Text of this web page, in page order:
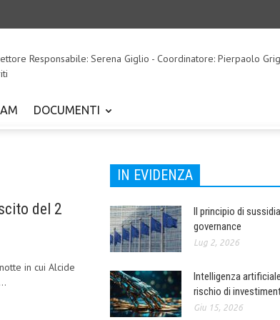
Responsabile: Serena Giglio - Coordinatore: Pierpaolo
DOCUMENTI
del 2
in cui Alcide
IN EVIDENZA
Il principio di
governance
Lug 2, 2026
Intelligenza
rischio di
Giu 15, 2026